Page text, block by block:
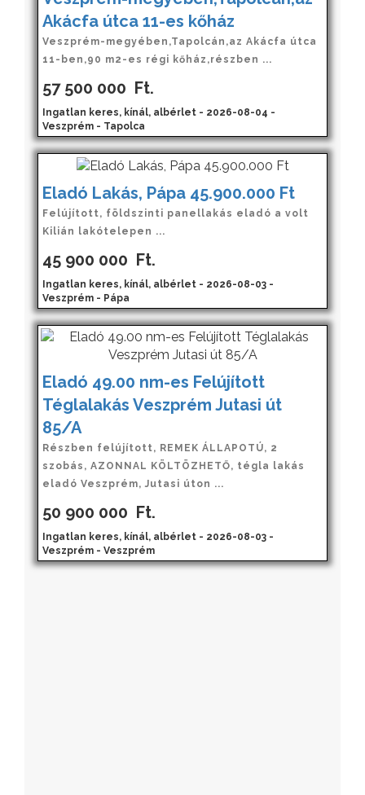
Akácfa útca 11-es kőház
Veszprém-megyében,Tapolcán,az Akácfa útca
11-ben,90 m2-es régi kőház,részben ...
57 500 000 Ft.
Ingatlan keres, kínál, albérlet - 2026-08-04 -
Veszprém - Tapolca
Eladó Lakás, Pápa 45.900.000 Ft
Felújított, földszinti panellakás eladó a volt
Kilián lakótelepen ...
45 900 000 Ft.
Ingatlan keres, kínál, albérlet - 2026-08-03 -
Veszprém - Pápa
Eladó 49.00 nm-es Felújított
Téglalakás Veszprém Jutasi út
85/A
Részben felújított, REMEK ÁLLAPOTÚ, 2
szobás, AZONNAL KÖLTÖZHETŐ, tégla lakás
eladó Veszprém, Jutasi úton ...
50 900 000 Ft.
Ingatlan keres, kínál, albérlet - 2026-08-03 -
Veszprém - Veszprém